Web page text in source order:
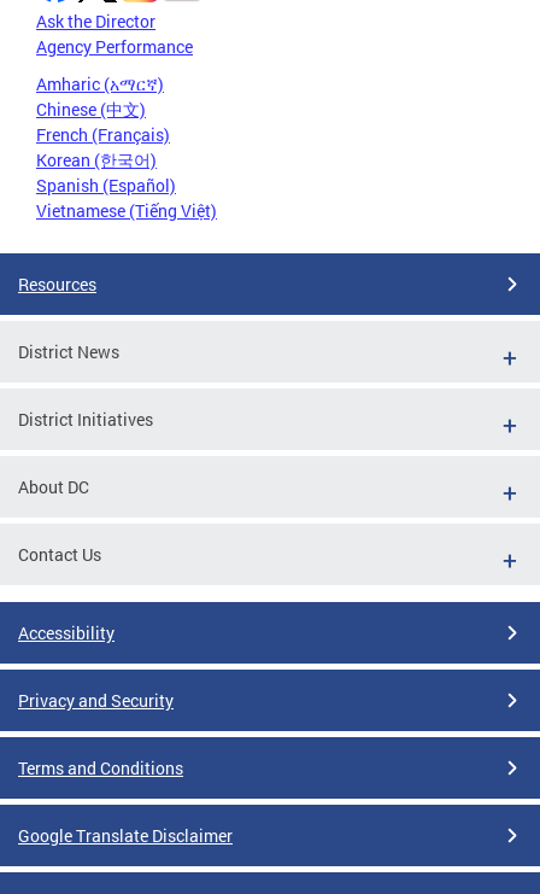
Ask the Director
Agency Performance
Amharic (አማርኛ)
Chinese (中文)
French (Français)
Korean (한국어)
Spanish (Español)
Vietnamese (Tiếng Việt)
Resources
District News
District Initiatives
About DC
Contact Us
Accessibility
Privacy and Security
Terms and Conditions
Google Translate Disclaimer